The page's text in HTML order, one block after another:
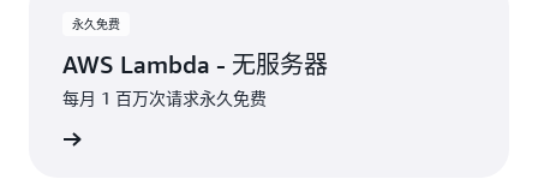
永久免费
AWS Lambda - 无服务器
每月 1 百万次请求永久免费